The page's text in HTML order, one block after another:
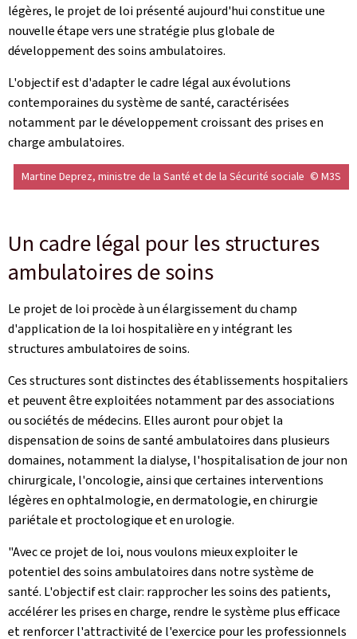
légères, le projet de loi présenté aujourd'hui constitue une
nouvelle étape vers une stratégie plus globale de
développement des soins ambulatoires.
L'objectif est d'adapter le cadre légal aux évolutions
contemporaines du système de santé, caractérisées
notamment par le développement croissant des prises en
charge ambulatoires.
Martine Deprez, ministre de la Santé et de la Sécurité sociale © M3S
Un cadre légal pour les structures
ambulatoires de soins
Le projet de loi procède à un élargissement du champ
d'application de la loi hospitalière en y intégrant les
structures ambulatoires de soins.
Ces structures sont distinctes des établissements hospitaliers
et peuvent être exploitées notamment par des associations
ou sociétés de médecins. Elles auront pour objet la
dispensation de soins de santé ambulatoires dans plusieurs
domaines, notamment la dialyse, l'hospitalisation de jour non
chirurgicale, l'oncologie, ainsi que certaines interventions
légères en ophtalmologie, en dermatologie, en chirurgie
pariétale et proctologique et en urologie.
"Avec ce projet de loi, nous voulons mieux exploiter le
potentiel des soins ambulatoires dans notre système de
santé. L'objectif est clair: rapprocher les soins des patients,
accélérer les prises en charge, rendre le système plus efficace
et renforcer l'attractivité de l'exercice pour les professionnels